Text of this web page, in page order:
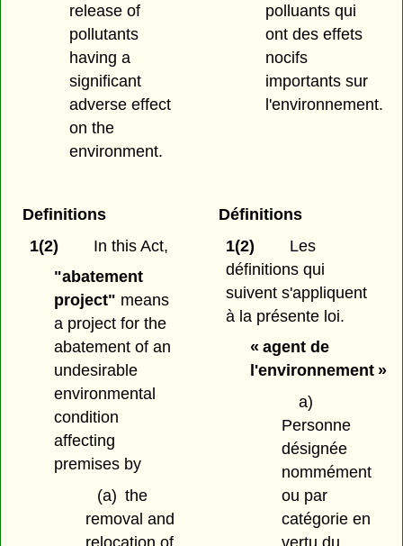
release of
pollutants
having a
significant
adverse effect
on the
environment.
polluants qui
ont des effets
nocifs
importants sur
l'environnement.
Definitions
1(2)
In this Act,
"abatement
project" means
a project for the
abatement of an
undesirable
environmental
condition
affecting
premises by
(a) the
removal and
Définitions
1(2)
Les
définitions qui
suivent s'appliquent
à la présente loi.
« agent de
l'environnement »
a)
Personne
désignée
nommément
ou par
catégorie en